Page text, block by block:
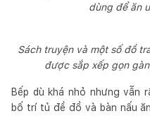
dùng để ăn
Sách truyện và một số đồ
được sắp xếp gọn
Bếp dù khá nhỏ nhưng vẫn
bố trí tủ đề đồ và bàn nấu